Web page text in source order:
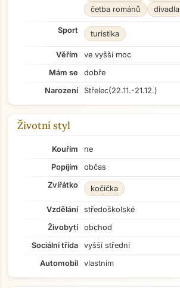
četba románů
divadla
Sport turistika
Věřím
ve vyšší moc
Mám se
dobře
Narození
Střelec(22.11.-21.12.)
Životní styl
Kouřím
ne
Popíjím
občas
Zvířátko
kočička
Vzdělání
středoškolské
Živobytí
obchod
Sociální třída
vyšší střední
Automobil
vlastním